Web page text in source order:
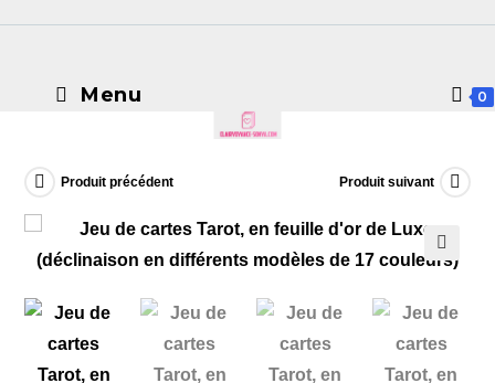
Menu 0
Produit précédent Produit suivant